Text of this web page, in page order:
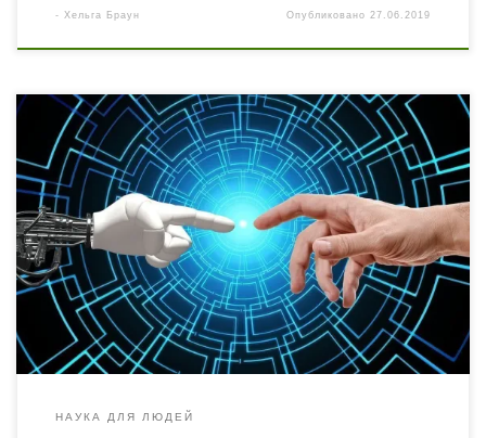
- Хельга Браун Опубликовано 27.06.2019
Чтобы привлечь новейшие технология сполна, люди
должны доверять им и ЕВРОКОМИССИЯ РАЗРАБОТАЛА
ОСНОВУ «ЭТИЧЕСКИХ ЗАКОНОВ» ДЛЯ
ИСКУССТВЕННОГО ИНТЕЛЛЕКТА Так европейский
законодатель определил основные принципы: •
Человеческая деятельность и надзор Системы
искусственного интеллекта должны обеспечивать
справедливые общества, поддерживая человеческую
деятельность и основные права, а не уменьшать,
ограничивать или вводить в заблуждение […]
НАУКА ДЛЯ ЛЮДЕЙ